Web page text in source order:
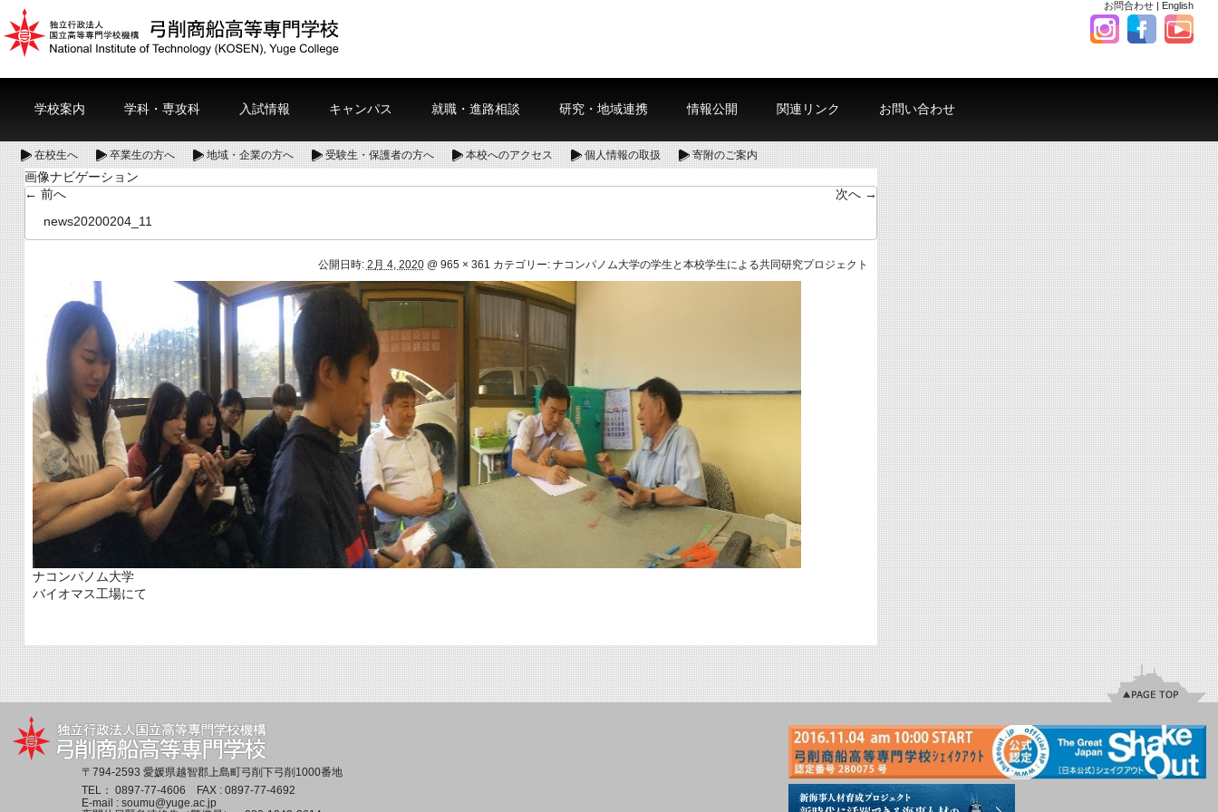
お問合わせ | English
学校案内 学科・専攻科 入試情報 キャンパス 就職・進路相談 研究・地域連携 情報公開 関連リンク お問い合わせ
在校生へ 卒業生の方へ 地域・企業の方へ 受験生・保護者の方へ 本校へのアクセス 個人情報の取扱 寄附のご案内
画像ナビゲーション
← 前へ
次へ →
news20200204_11
公開日時: 2月 4, 2020@ 965 × 361 カテゴリー: ナコンパノム大学の学生と本校学生による共同研究プロジェクト
ナコンパノム大学
バイオマス工場にて
〒794-2593 愛媛県越智郡上島町弓削下弓削1000番地
TEL：0897-77-4606
FAX : 0897-77-4692
E-mail :soumu@yuge.ac.jp